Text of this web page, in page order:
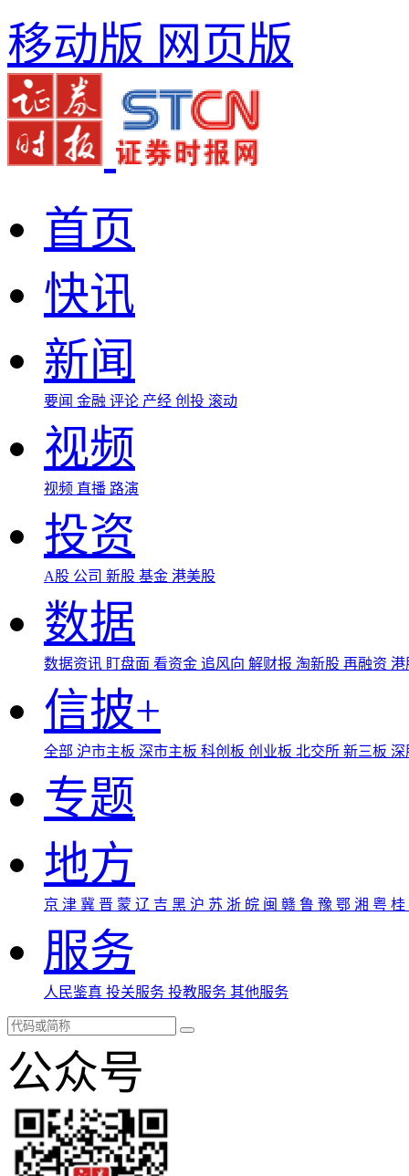
移动版 网页版
首页
快讯
新闻
要闻 金融 评论 产经 创投 滚动
视频
视频 直播 路演
投资
A股 公司 新股 基金 港美股
数据
数据资讯 盯盘面 看资金 追风向 解财报 淘新股 再融资
信披+
全部 沪市主板 深市主板 科创板 创业板 北交所 新三板
专题
地方
京 津 冀 晋 蒙 辽 吉 黑 沪 苏 浙 皖 闽 赣 鲁 豫 鄂 湘 粤 桂
服务
人民鉴真 投关服务 投教服务 其他服务
公众号